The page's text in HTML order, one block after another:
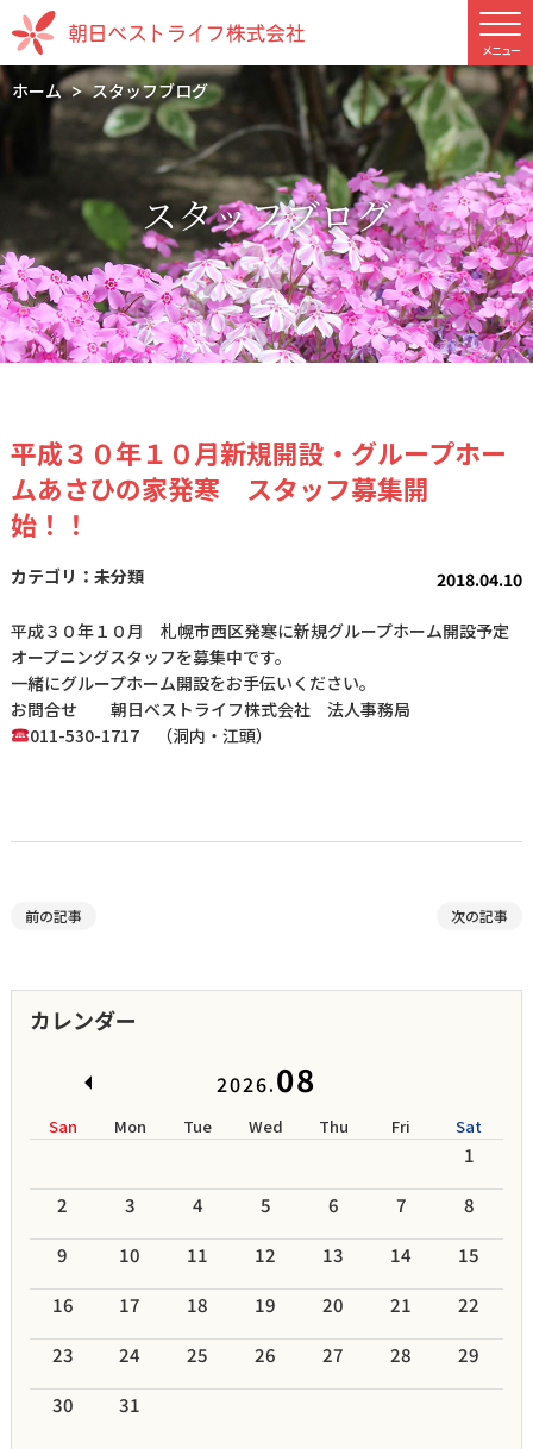
ホーム スタッフブログ
スタッフブログ
平成３０年１０月新規開設・グループホー
ムあさひの家発寒 スタッフ募集開
始！！
未分類 2018.04.10
平成３０年１０月 札幌市西区発寒に新規グループホーム開設予定
オープニングスタッフを募集中です。
一緒にグループホーム開設をお手伝いください。
お問合せ 朝日ベストライフ株式会社 法人事務局
011-530-1717 （洞内・江頭）
前の記事 次の記事
カレンダー
2026.08
San Mon Tue Wed Thu Fri Sat
1
2
3 4 5 6 7
8
9
10 11 12 13 14
15
16
17 18 19 20 21
22
23
24 25 26 27 28
29
30
31